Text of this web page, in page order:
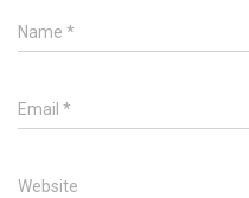
Name *
Email *
Website